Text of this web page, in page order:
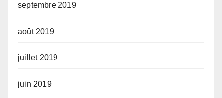
septembre 2019
août 2019
juillet 2019
juin 2019